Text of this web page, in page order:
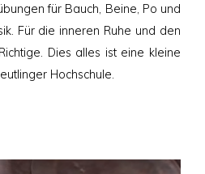
für Bauch, Beine, Po und
Für die inneren Ruhe und den
Dies alles ist eine kleine
Hochschule.